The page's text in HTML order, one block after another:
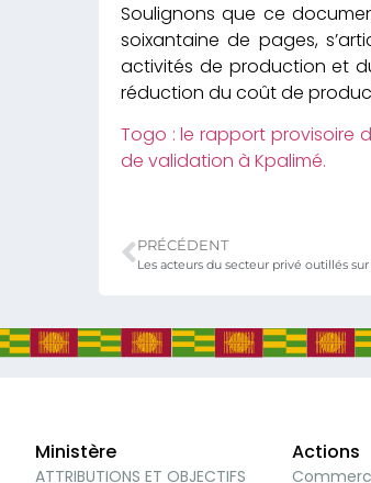
Soulignons que ce
soixantaine de pages,
activités de production et
réduction du coût de
Togo : le rapport provisoire
de validation à
PRÉCÉDENT
Ministère
ATTRIBUTIONS ET OBJECTIFS
Actions